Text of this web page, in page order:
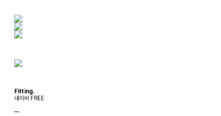
Fitting.
네이비 FREE
ㅡ